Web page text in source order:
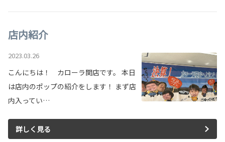
店内紹介
2023.03.26
こんにちは！ カローラ関店です。 本日
は店内のポップの紹介をします！ まず店
内入ってい…
詳しく見る